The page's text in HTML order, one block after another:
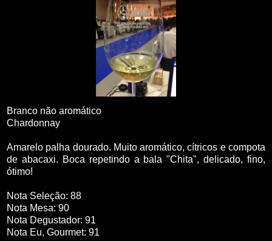
Branco não aromático
Chardonnay
Amarelo palha dourado. Muito aromático, cítricos e compota
de abacaxi. Boca repetindo a bala "Chita", delicado, fino,
ótimo!
Nota Seleção: 88
Nota Mesa: 90
Nota Degustador: 91
Nota Eu, Gourmet: 91